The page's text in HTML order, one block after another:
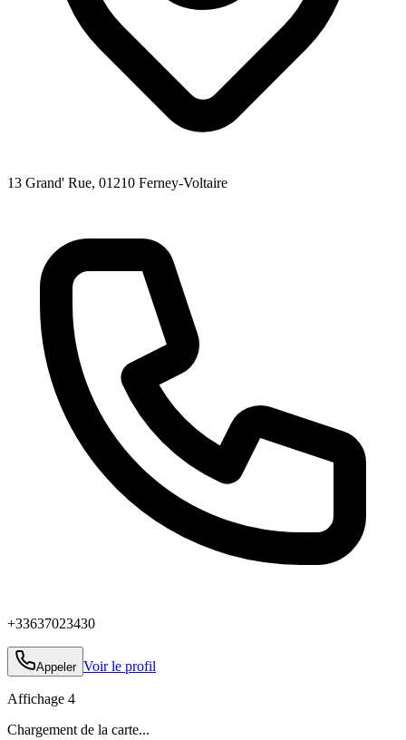
13 Grand' Rue, 01210 Ferney-Voltaire
+33637023430
Appeler Voir le profil
Affichage 4
Chargement de la carte...